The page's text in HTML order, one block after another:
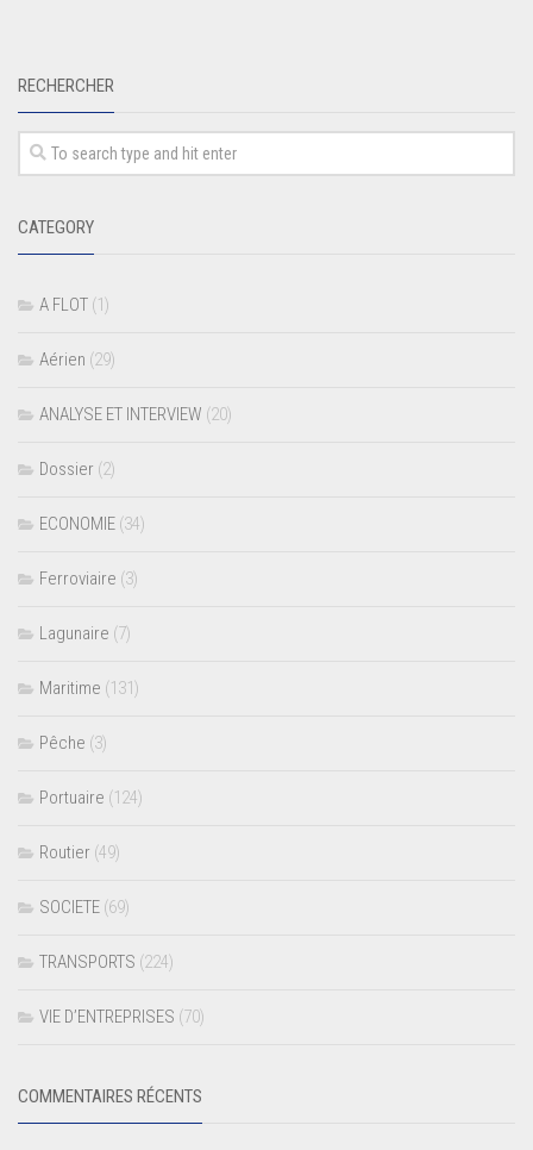
RECHERCHER
CATEGORY
A FLOT (1)
Aérien (29)
ANALYSE ET INTERVIEW (20)
Dossier (2)
ECONOMIE (34)
Ferroviaire (3)
Lagunaire (7)
Maritime (131)
Pêche (3)
Portuaire (124)
Routier (49)
SOCIETE (69)
TRANSPORTS (224)
VIE D’ENTREPRISES (70)
COMMENTAIRES RÉCENTS